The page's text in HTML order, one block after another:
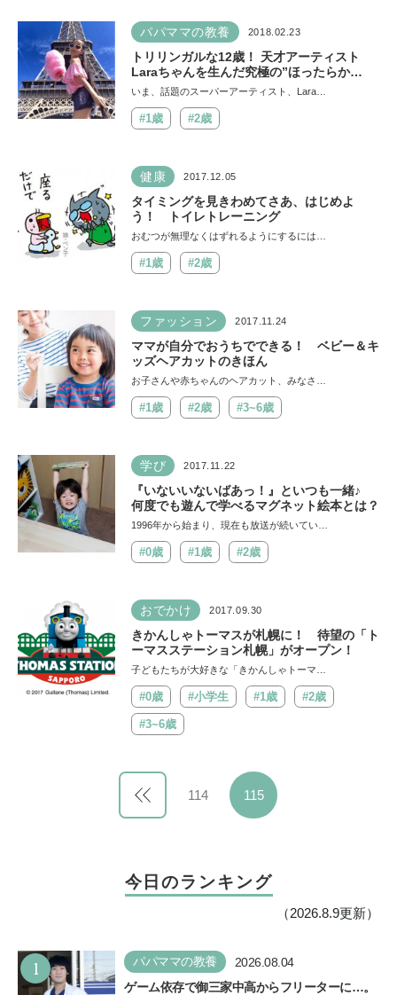
パパママの教養 2018.02.23
トリリンガルな12歳！ 天才アーティスト
Laraちゃんを生んだ究極の”ほったらか
し”育児とは⁉
いま、話題のスーパーアーティスト、Lara…
#1歳 #2歳
健康 2017.12.05
タイミングを見きわめてさあ、はじめよ
う！ トイレトレーニング
おむつが無理なくはずれるようにするには…
#1歳 #2歳
ファッション 2017.11.24
ママが自分でおうちでできる！ ベビー＆キ
ッズヘアカットのきほん
お子さんや赤ちゃんのヘアカット、みなさ…
#1歳 #2歳 #3~6歳
学び 2017.11.22
『いないいないばあっ！』といつも一緒♪
何度でも遊んで学べるマグネット絵本とは？
1996年から始まり、現在も放送が続いてい…
#0歳 #1歳 #2歳
おでかけ 2017.09.30
きかんしゃトーマスが札幌に！ 待望の「ト
ーマスステーション札幌」がオープン！
子どもたちが大好きな「きかんしゃトーマ…
#0歳 #小学生 #1歳 #2歳
#3~6歳
114 115
今日のランキング
（2026.8.9更新）
1 パパママの教養 2026.08.04
ゲーム依存で御三家中高からフリーターに…。